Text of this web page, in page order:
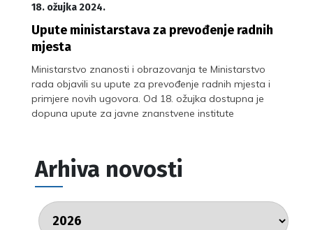
18. ožujka 2024.
Upute ministarstava za prevođenje radnih
mjesta
Ministarstvo znanosti i obrazovanja te Ministarstvo
rada objavili su upute za prevođenje radnih mjesta i
primjere novih ugovora. Od 18. ožujka dostupna je
dopuna upute za javne znanstvene institute
Arhiva novosti